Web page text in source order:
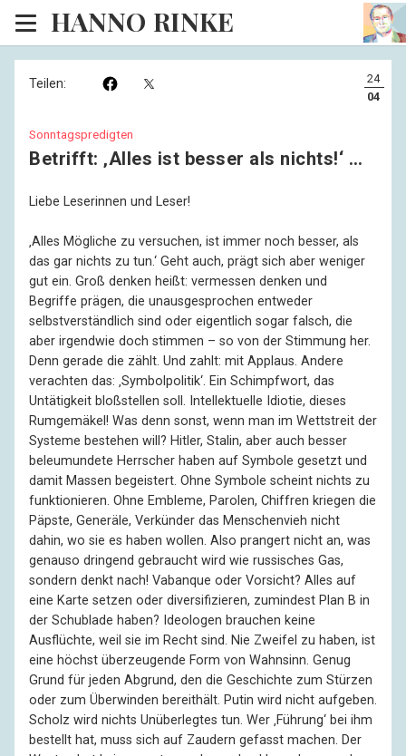
HANNO RINKE
Heim
EISINSEL
Sonntagspredigten
Blog
Lesesaal
Hörsaal
Kinosaal
Teilen:
24
04
Sonntagspredigten
Betrifft: ‚Alles ist besser als nichts!‘ …
Liebe Leserinnen und Leser!
‚Alles Mögliche zu versuchen, ist immer noch besser, als
das gar nichts zu tun.‘ Geht auch, prägt sich aber weniger
gut ein. Groß denken heißt: vermessen denken und
Begriffe prägen, die unausgesprochen entweder
selbstverständlich sind oder eigentlich sogar falsch, die
aber irgendwie doch stimmen – so von der Stimmung her.
Denn gerade die zählt. Und zahlt: mit Applaus. Andere
verachten das: ‚Symbolpolitik‘. Ein Schimpfwort, das
Untätigkeit bloßstellen soll. Intellektuelle Idiotie, dieses
Rumgemäkel! Was denn sonst, wenn man im Wettstreit der
Systeme bestehen will? Hitler, Stalin, aber auch besser
beleumundete Herrscher haben auf Symbole gesetzt und
damit Massen begeistert. Ohne Symbole scheint nichts zu
funktionieren. Ohne Embleme, Parolen, Chiffren kriegen die
Päpste, Generäle, Verkünder das Menschenvieh nicht
dahin, wo sie es haben wollen. Also prangert nicht an, was
genauso dringend gebraucht wird wie russisches Gas,
sondern denkt nach! Vabanque oder Vorsicht? Alles auf
eine Karte setzen oder diversifizieren, zumindest Plan B in
der Schublade haben? Ideologen brauchen keine
Ausflüchte, weil sie im Recht sind. Nie Zweifel zu haben, ist
eine höchst überzeugende Form von Wahnsinn. Genug
Grund für jeden Abgrund, den die Geschichte zum Stürzen
oder zum Überwinden bereithält. Putin wird nicht aufgeben.
Scholz wird nichts Unüberlegtes tun. Wer ‚Führung‘ bei ihm
bestellt hat, muss sich auf Zaudern gefasst machen. Der